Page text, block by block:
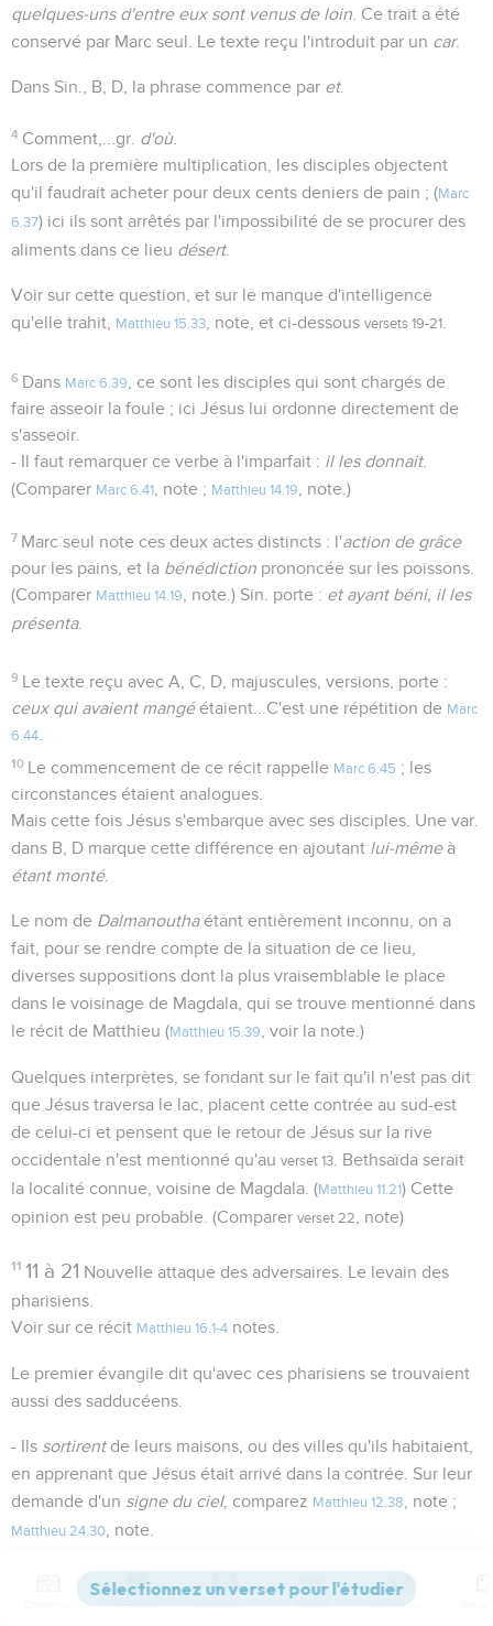
quelques-uns d'entre eux sont venus de loin . Ce trait a été
conservé par Marc seul. Le texte reçu l'introduit par un car.
Dans Sin., B, D, la phrase commence par et.
4 Comment,...gr. d'où.
Lors de la première multiplication, les disciples objectent
qu'il faudrait acheter pour deux cents deniers de pain ; (Marc
6.37) ici ils sont arrêtés par l'impossibilité de se procurer des
aliments dans ce lieu désert.
Voir sur cette question, et sur le manque d'intelligence
qu'elle trahit,
Matthieu 15.33 , note, et ci-dessous versets 19-21
6 Dans Marc 6.39
, ce sont les disciples qui sont chargés de
faire asseoir la foule ; ici Jésus lui ordonne directement de
s'asseoir.
- Il faut remarquer ce verbe à l'imparfait : il les donnait.
(Comparer Marc 6.41 , note ; Matthieu 14.19 , note.)
7 Marc seul note ces deux actes distincts : l'action de grâce
pour les pains, et la bénédiction prononcée sur les poissons.
(Comparer Matthieu 14.19 , note.) Sin. porte : et ayant béni, il les
présenta.
9 Le texte reçu avec A, C, D, majuscules, versions, porte :
ceux qui avaient mangéétaient...C'est une répétition de Marc
6.44
10 Le commencement de ce récit rappelle Marc 6.45 ; les
circonstances étaient analogues.
Mais cette fois Jésus s'embarque avec ses disciples. Une var.
dans B, D marque cette différence en ajoutant lui-mêmeà
étant monté.
Le nom de Dalmanouthaétant entièrement inconnu, on a
fait, pour se rendre compte de la situation de ce lieu,
diverses suppositions dont la plus vraisemblable le place
dans le voisinage de Magdala, qui se trouve mentionné dans
le récit de Matthieu (Matthieu 15.39 , voir la note.)
Quelques interprètes, se fondant sur le fait qu'il n'est pas dit
que Jésus traversa le lac, placent cette contrée au sud-est
de celui-ci et pensent que le retour de Jésus sur la rive
occidentale n'est mentionné qu'au verset 13
. Bethsaïda serait
la localité connue, voisine de Magdala. (Matthieu 11.21) Cette
opinion est peu probable. (Comparer verset 22 , note)
11 11 à 21 Nouvelle attaque des adversaires. Le levain des
pharisiens.
Voir sur ce récit Matthieu 16.1-4 notes.
Le premier évangile dit qu'avec ces pharisiens se trouvaient
aussi des sadducéens.
- Ils sortirentde leurs maisons, ou des villes qu'ils habitaient,
en apprenant que Jésus était arrivé dans la contrée. Sur leur
demande d'un signe du ciel, comparez Matthieu 12.38 , note ;
Matthieu 24.30 , note.
Grec :je vous dis s'il sera donné... !hébraïsme qui
accentue la négation. (Hébreux 3.11)
Versions Commentaires Strong